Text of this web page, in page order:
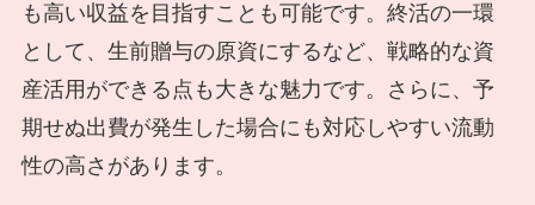
も高い収益を目指すことも可能です。終活の一環
として、生前贈与の原資にするなど、戦略的な資
産活用ができる点も大きな魅力です。さらに、予
期せぬ出費が発生した場合にも対応しやすい流動
性の高さがあります。